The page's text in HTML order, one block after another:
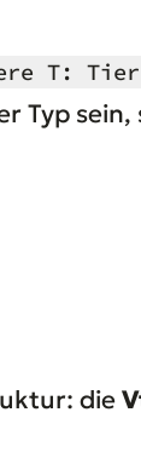
T: Tier
Typ sein,
die